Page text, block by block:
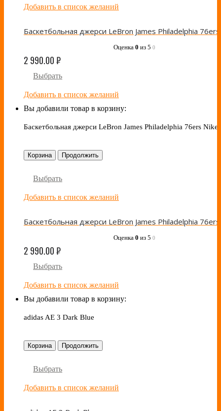
Добавить в список желаний
Оценка 0 из 5 0
2 990.00₽
Выбрать
Добавить в список желаний
Вы добавили товар в корзину:
Баскетбольная джерси LeBron James Philadelphia 76ers Nike
Корзина Продолжить
Выбрать
Добавить в список желаний
Оценка 0 из 5 0
2 990.00₽
Выбрать
Добавить в список желаний
Вы добавили товар в корзину:
adidas AE 3 Dark Blue
Корзина Продолжить
Выбрать
Добавить в список желаний